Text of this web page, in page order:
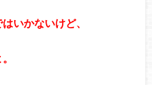
いかないけど、